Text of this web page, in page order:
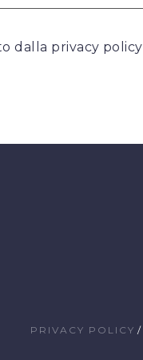
dalla privacy policy
PRIVACY POLICY